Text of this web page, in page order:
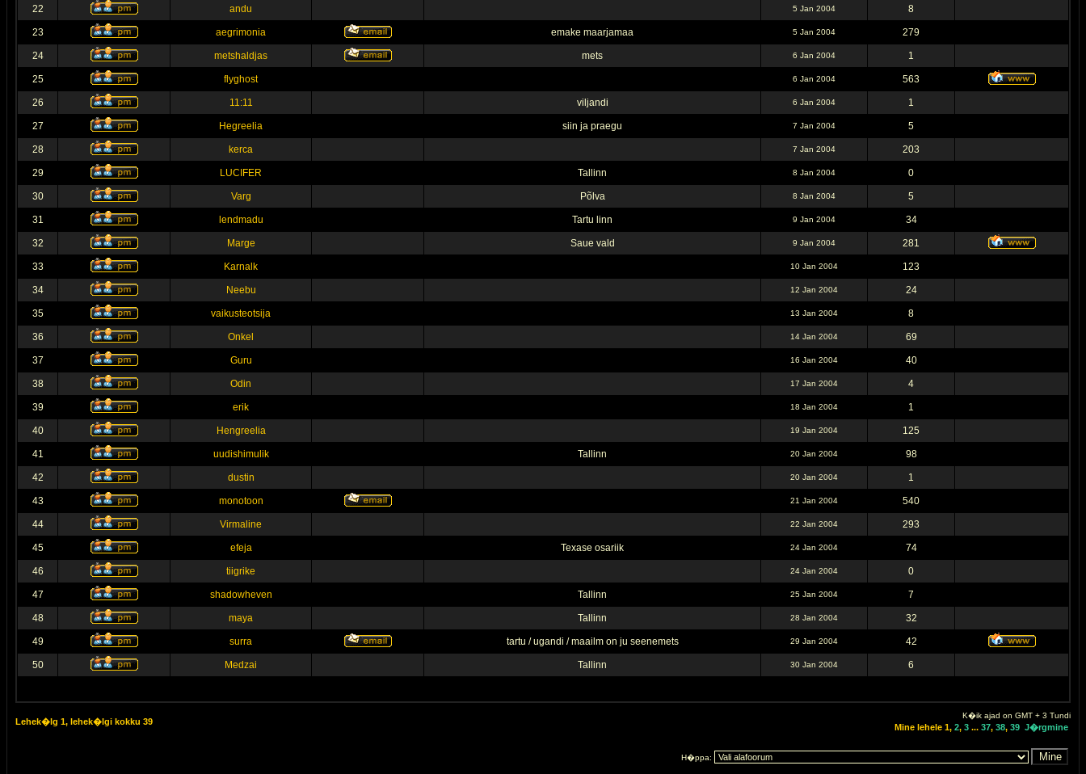
22 andu 5 Jan 2004 8
23 aegrimonia emake maarjamaa 5 Jan 2004 279
24 metshaldjas mets 6 Jan 2004 1
25 flyghost 6 Jan 2004 563
26 11:11 viljandi 6 Jan 2004 1
27 Hegreelia siin ja praegu 7 Jan 2004 5
28 kerca 7 Jan 2004 203
29 LUCIFER Tallinn 8 Jan 2004 0
30 Varg Põlva 8 Jan 2004 5
31 lendmadu Tartu linn 9 Jan 2004 34
32 Marge Saue vald 9 Jan 2004 281
33 Karnalk 10 Jan 2004 123
34 Neebu 12 Jan 2004 24
35 vaikusteotsija 13 Jan 2004 8
36 Onkel 14 Jan 2004 69
37 Guru 16 Jan 2004 40
38 Odin 17 Jan 2004 4
39 erik 18 Jan 2004 1
40 Hengreelia 19 Jan 2004 125
41 uudishimulik Tallinn 20 Jan 2004 98
42 dustin 20 Jan 2004 1
43 monotoon 21 Jan 2004 540
44 Virmaline 22 Jan 2004 293
45 efeja Texase osariik 24 Jan 2004 74
46 tiigrike 24 Jan 2004 0
47 shadowheven Tallinn 25 Jan 2004 7
48 maya Tallinn 28 Jan 2004 32
49 surra tartu / ugandi / maailm on ju seenemets 29 Jan 2004 42
50 Medzai Tallinn 30 Jan 2004 6
Lehek�lg 1, lehek�lgi kokku 39
K�ik ajad on GMT + 3 Tundi
Mine lehele 1, 2, 3 ... 37, 38, 39 J�rgmine
H�ppa: